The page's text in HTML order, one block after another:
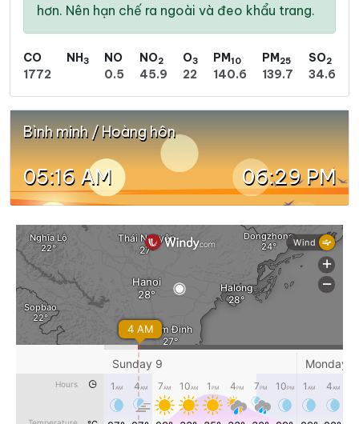
hơn. Nên hạn chế ra ngoài và đeo khẩu trang.
CO
1772
NH3
NO
0.5
NO2
45.9
O3
22
PM10
140.6
PM25
139.7
SO2
34.6
Bình minh / Hoàng hôn
05:16 AM 06:29 PM